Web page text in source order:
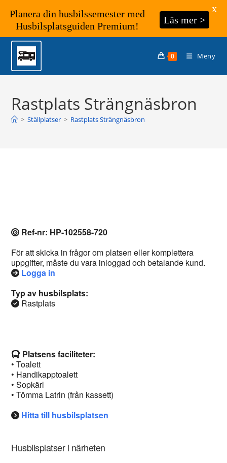
Hoppa
innehållet
0 Meny
Rastplats Strängnäsbron
> Ställplatser > Rastplats Strängnäsbron
Ref-nr: HP-102558-720
För att skicka in frågor om platsen eller komplettera
uppgifter, måste du vara inloggad och betalande kund.
Logga in
Typ av husbilsplats:
Rastplats
Platsens faciliteter:
• Toalett
• Handikapptoalett
• Sopkärl
• Tömma Latrin (från kassett)
Hitta till husbilsplatsen
Husbilsplatser i närheten
Planera din husbilssemester med
Husbilsplatsguiden Premium!
Läs mer >
X